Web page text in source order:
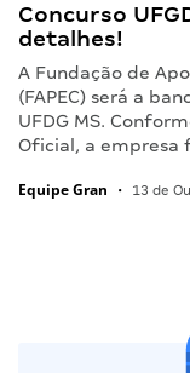
Concurso
detalhes!
A Fundação de
(FAPEC) será a
UFDG MS.
Oficial, a empresa
Equipe Gran • 13 de